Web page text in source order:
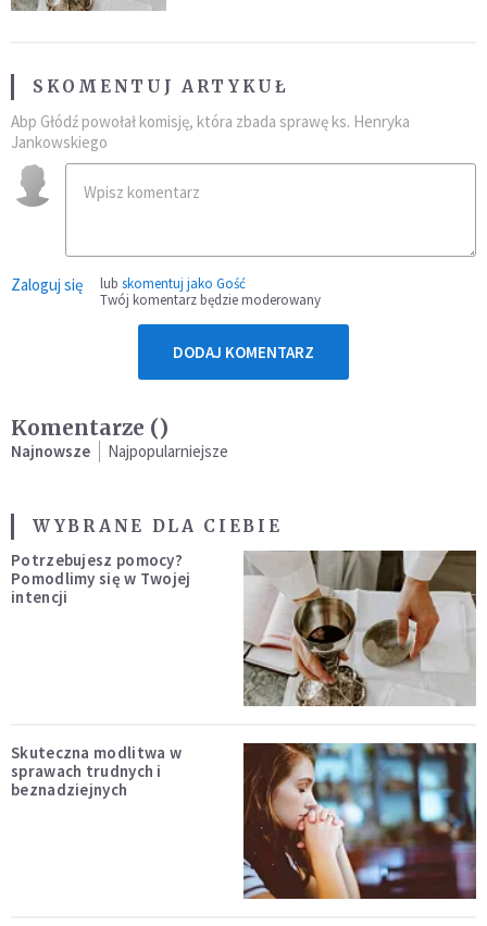
SKOMENTUJ ARTYKUŁ
Abp Głódź powołał komisję, która zbada sprawę ks. Henryka
Jankowskiego
Zaloguj się lub skomentuj jako Gość
Twój komentarz będzie moderowany
DODAJ KOMENTARZ
Komentarze ()
Najnowsze Najpopularniejsze
WYBRANE DLA CIEBIE
Potrzebujesz pomocy?
Pomodlimy się w Twojej
intencji
Skuteczna modlitwa w
sprawach trudnych i
beznadziejnych